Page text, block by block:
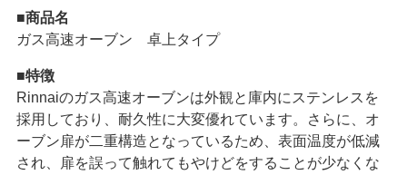
■商品名
ガス高速オーブン 卓上タイプ
■特徴
Rinnaiのガス高速オーブンは外観と庫内にステンレスを
採用しており、耐久性に大変優れています。さらに、オ
ーブン扉が二重構造となっているため、表面温度が低減
され、扉を誤って触れてもやけどをすることが少なくな